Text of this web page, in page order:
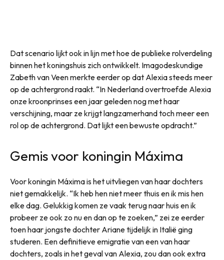
Dat scenario lijkt ook in lijn met hoe de publieke rolverdeling
binnen het koningshuis zich ontwikkelt. Imagodeskundige
Zabeth van Veen merkte eerder op dat Alexia steeds meer
op de achtergrond raakt. “In Nederland overtroefde Alexia
onze kroonprinses een jaar geleden nog met haar
verschijning, maar ze krijgt langzamerhand toch meer een
rol op de achtergrond. Dat lijkt een bewuste opdracht.”
Gemis voor koningin Máxima
Voor koningin Máxima is het uitvliegen van haar dochters
niet gemakkelijk. “Ik heb hen niet meer thuis en ik mis hen
elke dag. Gelukkig komen ze vaak terug naar huis en ik
probeer ze ook zo nu en dan op te zoeken,” zei ze eerder
toen haar jongste dochter Ariane tijdelijk in Italië ging
studeren. Een definitieve emigratie van een van haar
dochters, zoals in het geval van Alexia, zou dan ook extra